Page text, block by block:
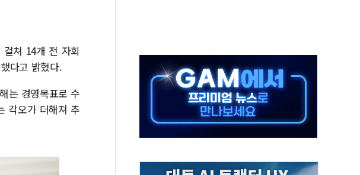
쳐 14개 전 자회
다고 밝혔다.
는 경영목표로 수
각오가 더해져 추